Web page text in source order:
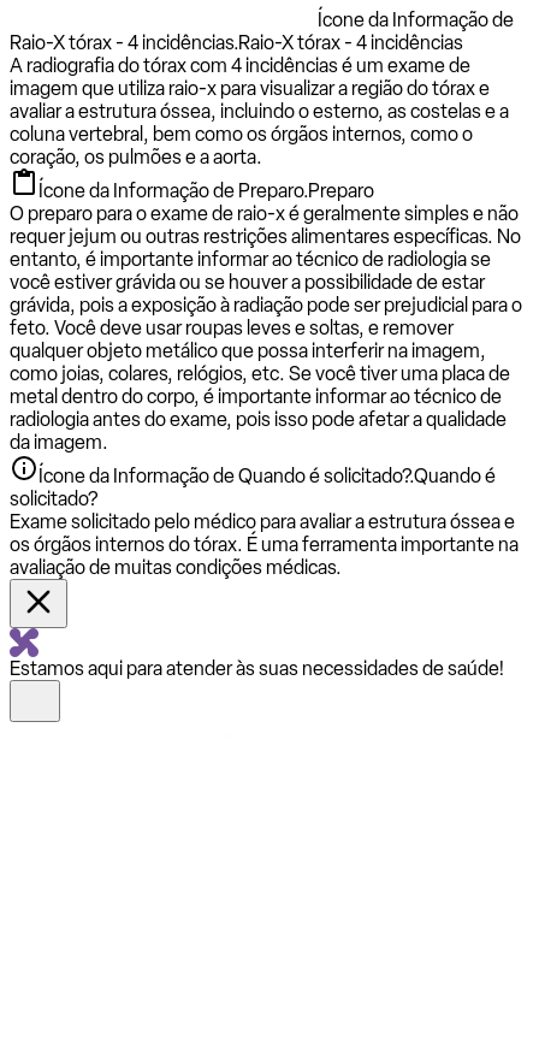
Ícone da Informação de
Raio-X tórax - 4 incidências.Raio-X tórax - 4 incidências
A radiografia do tórax com 4 incidências é um exame de
imagem que utiliza raio-x para visualizar a região do tórax e
avaliar a estrutura óssea, incluindo o esterno, as costelas e a
coluna vertebral, bem como os órgãos internos, como o
coração, os pulmões e a aorta.
Ícone da Informação de Preparo.Preparo
O preparo para o exame de raio-x é geralmente simples e não
requer jejum ou outras restrições alimentares específicas. No
entanto, é importante informar ao técnico de radiologia se
você estiver grávida ou se houver a possibilidade de estar
grávida, pois a exposição à radiação pode ser prejudicial para o
feto. Você deve usar roupas leves e soltas, e remover
qualquer objeto metálico que possa interferir na imagem,
como joias, colares, relógios, etc. Se você tiver uma placa de
metal dentro do corpo, é importante informar ao técnico de
radiologia antes do exame, pois isso pode afetar a qualidade
da imagem.
Ícone da Informação de Quando é solicitado?.Quando é
solicitado?
Exame solicitado pelo médico para avaliar a estrutura óssea e
os órgãos internos do tórax. É uma ferramenta importante na
avaliação de muitas condições médicas.
Estamos aqui para atender às suas necessidades de saúde!